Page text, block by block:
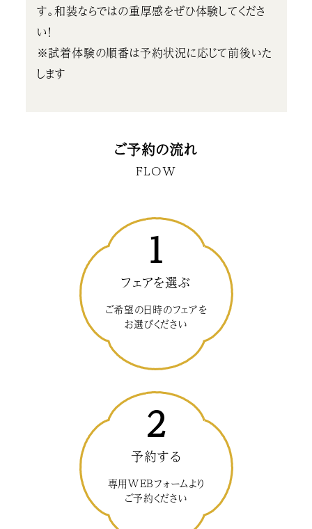
す。和装ならではの重厚感をぜひ体験してくださ
い！
※試着体験の順番は予約状況に応じて前後いた
します
ご予約の流れ
FLOW
1
フェアを選ぶ
ご希望の日時のフェアを
お選びください
2
予約する
専用WEBフォームより
ご予約ください